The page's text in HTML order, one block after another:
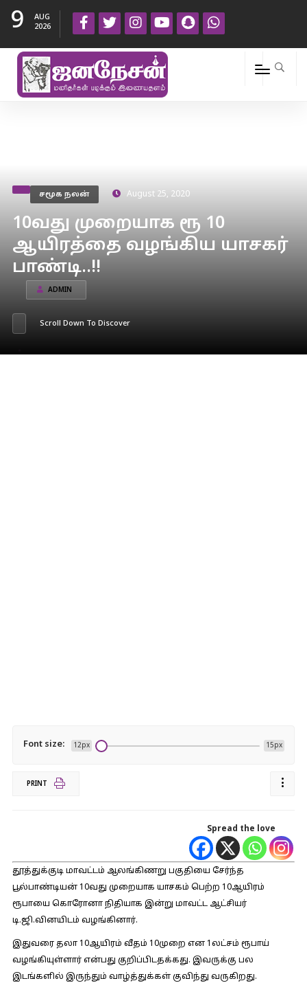
9
AUG
2026
சமூக நலன் August 25, 2020
10வது முறையாக ரூ 10
ஆயிரத்தை வழங்கிய யாசகர்
பாண்டி..!!
ADMIN
Scroll Down To Discover
Font size: 12px 15px
PRINT
Spread the love
தூத்துக்குடி மாவட்டம் ஆலங்கிணறு பகுதியை சேர்ந்த
பூல்பாண்டியன் 10வது முறையாக யாசகம் பெற்ற 10ஆயிரம்
ரூபாயை கொரோனா நிதியாக இன்று மாவட்ட ஆட்சியர்
டி.ஜி.வினயிடம் வழங்கினார்.
இதுவரை தலா 10ஆயிரம் வீதம் 10முறை என 1லட்சம் ரூபாய்
வழங்கியுள்ளார் என்பது குறிப்பிடதக்கது. இவருக்கு பல
இடங்களில் இருந்தும் வாழ்த்துக்கள் குவிந்து வருகிறது.